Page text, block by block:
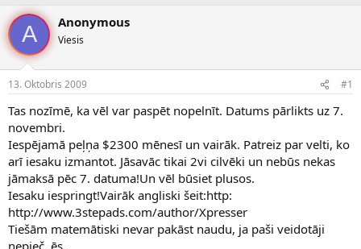
v
e
d
i
n
u
z
s
ā
c
ē
j
s
k
a
t
u
s
A Anonymous
Viesis
13. Oktobris 2009 #1
Tas nozīmē, ka vēl var paspēt nopelnīt. Datums pārlikts uz 7.
novembri.
Iespējamā peļņa $2300 mēnesī un vairāk. Patreiz par velti, ko
arī iesaku izmantot. Jāsavāc tikai 2vi cilvēki un nebūs nekas
jāmaksā pēc 7. datuma!Un vēl būsiet plusos.
Iesaku iespringt!Vairāk angliski šeit:http:
http://www.3stepads.com/author/Xpresser
Tiešām matemātiski nevar pakāst naudu, ja paši veidotāji